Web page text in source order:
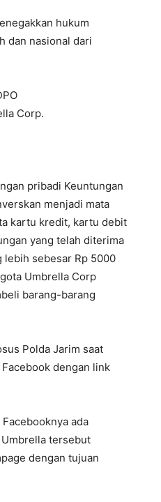
hukum
dan nasional dari
Corp.
pribadi Keuntungan
menjadi mata
kartu kredit, kartu debit
yang telah diterima
lebih sebesar Rp 5000
Umbrella Corp
barang-barang
Polda Jarim saat
dengan link
ada
tersebut
dengan tujuan